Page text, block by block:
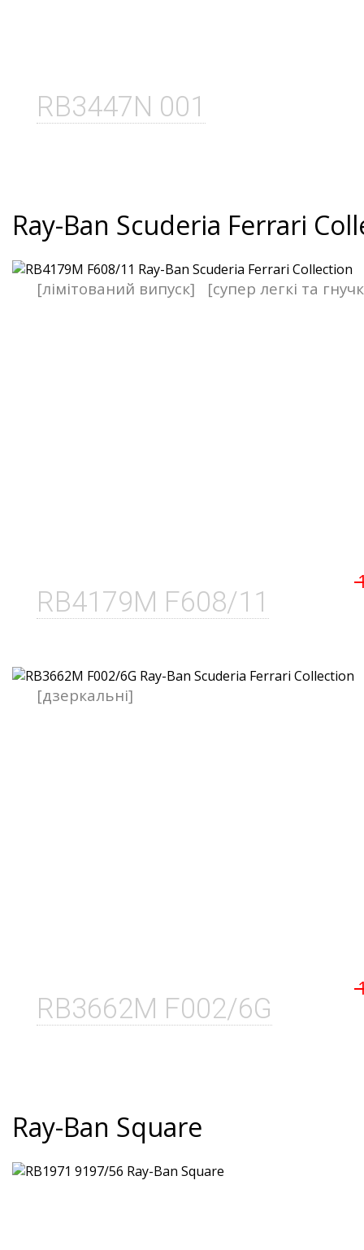
RB3447N 001
Ray-Ban Scuderia Ferrari
RB4179M F608/11
[лімітований випуск] [супер легкі та
RB3662M F002/6G
[дзеркальні]
Ray-Ban Square